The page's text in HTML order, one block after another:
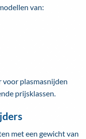
van:
plasmasnijden
prijsklassen.
met een gewicht van